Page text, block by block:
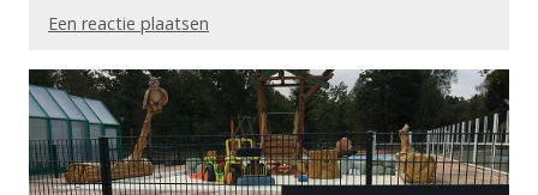
Een reactie plaatsen